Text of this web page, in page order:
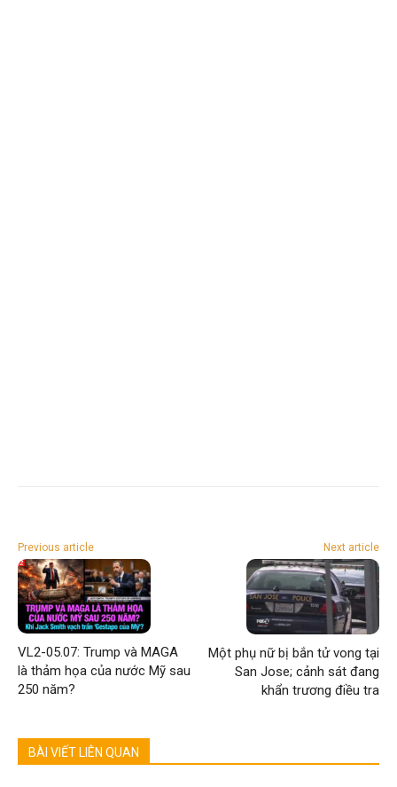
Previous article
VL2-05.07: Trump và MAGA
là thảm họa của nước Mỹ sau
250 năm?
Next article
Một phụ nữ bị bắn tử vong tại
San Jose; cảnh sát đang
khẩn trương điều tra
BÀI VIẾT LIÊN QUAN